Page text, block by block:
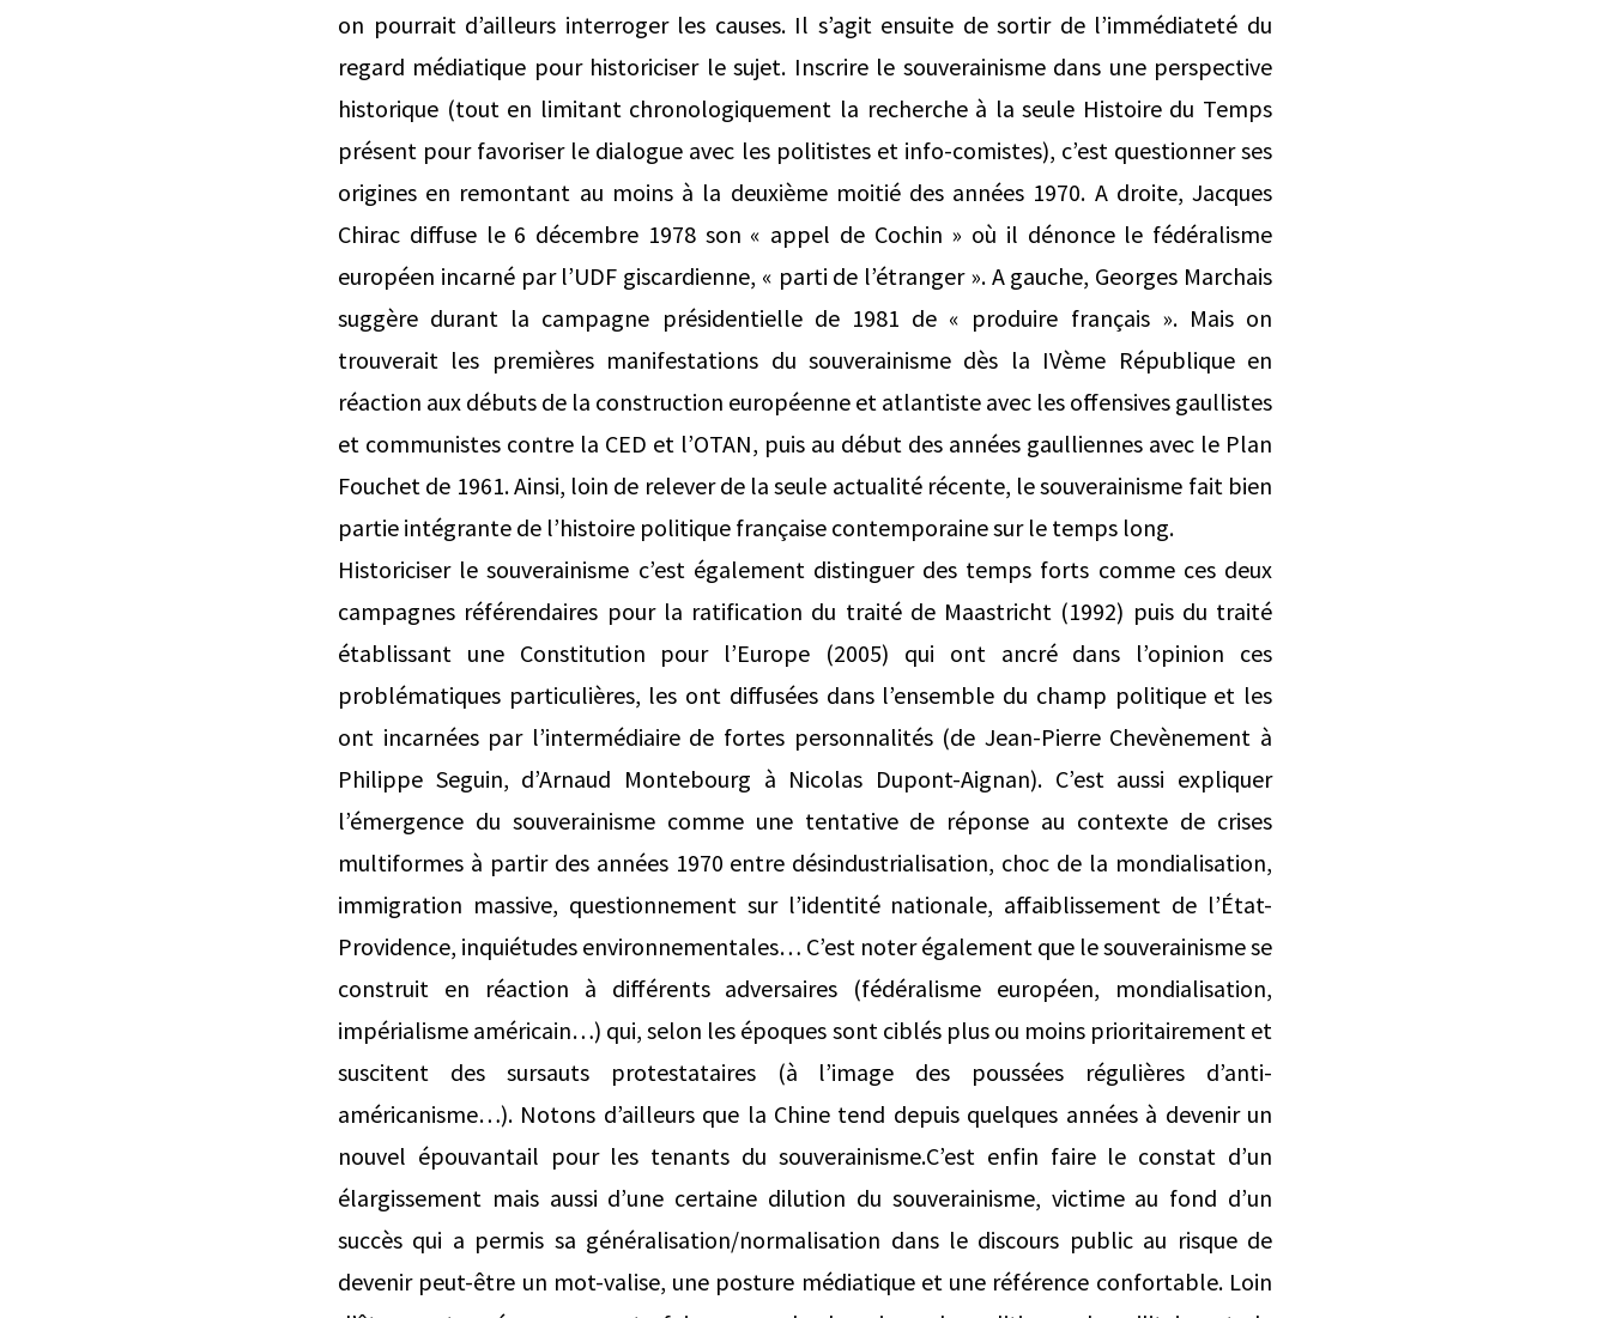
on pourrait d’ailleurs interroger les causes. Il s’agit ensuite de sortir de l’immédiateté du
regard médiatique pour historiciser le sujet. Inscrire le souverainisme dans une perspective
historique (tout en limitant chronologiquement la recherche à la seule Histoire du Temps
présent pour favoriser le dialogue avec les politistes et info-comistes), c’est questionner ses
origines en remontant au moins à la deuxième moitié des années 1970. A droite, Jacques
Chirac diffuse le 6 décembre 1978 son « appel de Cochin » où il dénonce le fédéralisme
européen incarné par l’UDF giscardienne, « parti de l’étranger ». A gauche, Georges Marchais
suggère durant la campagne présidentielle de 1981 de « produire français ». Mais on
trouverait les premières manifestations du souverainisme dès la IVème République en
réaction aux débuts de la construction européenne et atlantiste avec les offensives gaullistes
et communistes contre la CED et l’OTAN, puis au début des années gaulliennes avec le Plan
Fouchet de 1961. Ainsi, loin de relever de la seule actualité récente, le souverainisme fait bien
partie intégrante de l’histoire politique française contemporaine sur le temps long.
Historiciser le souverainisme c’est également distinguer des temps forts comme ces deux
campagnes référendaires pour la ratification du traité de Maastricht (1992) puis du traité
établissant une Constitution pour l’Europe (2005) qui ont ancré dans l’opinion ces
problématiques particulières, les ont diffusées dans l’ensemble du champ politique et les
ont incarnées par l’intermédiaire de fortes personnalités (de Jean-Pierre Chevènement à
Philippe Seguin, d’Arnaud Montebourg à Nicolas Dupont-Aignan). C’est aussi expliquer
l’émergence du souverainisme comme une tentative de réponse au contexte de crises
multiformes à partir des années 1970 entre désindustrialisation, choc de la mondialisation,
immigration massive, questionnement sur l’identité nationale, affaiblissement de l’État-
Providence, inquiétudes environnementales… C’est noter également que le souverainisme se
construit en réaction à différents adversaires (fédéralisme européen, mondialisation,
impérialisme américain…) qui, selon les époques sont ciblés plus ou moins prioritairement et
suscitent des sursauts protestataires (à l’image des poussées régulières d’anti-
américanisme…). Notons d’ailleurs que la Chine tend depuis quelques années à devenir un
nouvel épouvantail pour les tenants du souverainisme.C’est enfin faire le constat d’un
élargissement mais aussi d’une certaine dilution du souverainisme, victime au fond d’un
succès qui a permis sa généralisation/normalisation dans le discours public au risque de
devenir peut-être un mot-valise, une posture médiatique et une référence confortable. Loin